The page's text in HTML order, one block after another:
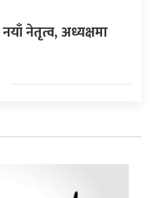
नेतृत्व, अध्यक्षमा